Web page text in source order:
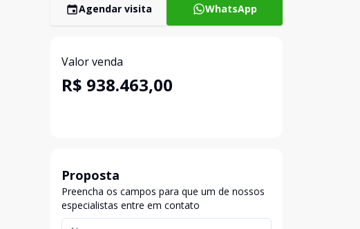
Agendar visita WhatsApp
Valor venda
R$ 938.463,00
Proposta
Preencha os campos para que um de nossos
especialistas entre em contato